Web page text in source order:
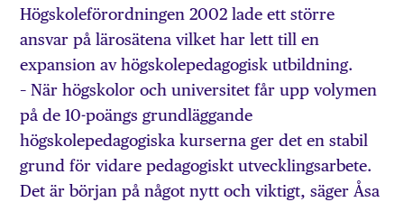
Högskoleförordningen 2002 lade ett större
ansvar på lärosätena vilket har lett till en
expansion av högskolepedagogisk utbildning.
– När högskolor och universitet får upp volymen
på de 10-poängs grundläggande
högskolepedagogiska kurserna ger det en stabil
grund för vidare pedagogiskt utvecklingsarbete.
Det är början på något nytt och viktigt, säger Åsa